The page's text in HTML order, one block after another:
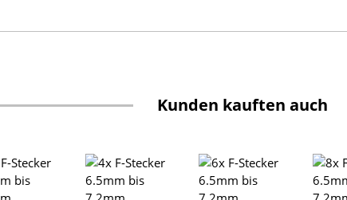
Kunden kauften auch